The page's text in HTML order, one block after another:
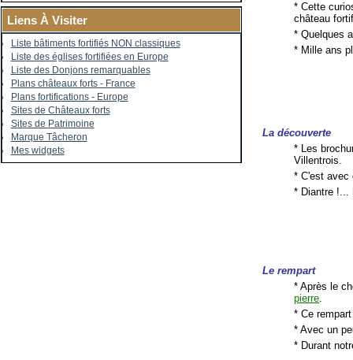
Liens À Visiter
Liste bâtiments fortifiés NON classiques
Liste des églises fortifiées en Europe
Liste des Donjons remarquables
Plans châteaux forts - France
Plans fortifications - Europe
Sites de Châteaux forts
Sites de Patrimoine
Marque Tâcheron
Mes widgets
* Cette
château
* Quelques
* Mille ans
La découverte
* Les
Villentrois.
* C'est avec
* Diantre !...
Le rempart
* Après le
pierre.
* Ce
* Avec un
* Durant